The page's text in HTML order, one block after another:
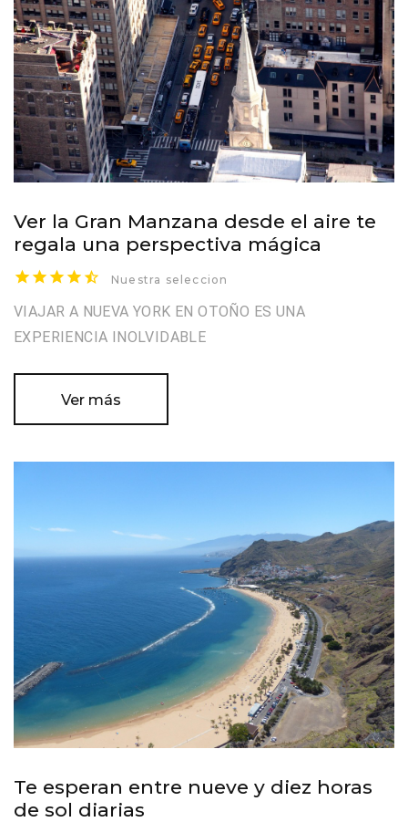
Ver la Gran Manzana desde el aire te
regala una perspectiva mágica
Nuestra seleccion
VIAJAR A NUEVA YORK EN OTOÑO ES UNA
EXPERIENCIA INOLVIDABLE
Ver más
Te esperan entre nueve y diez horas
de sol diarias